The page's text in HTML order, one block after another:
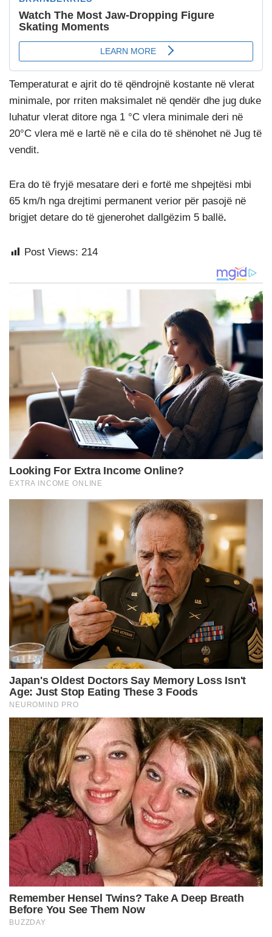
Temperaturat e ajrit do të qëndrojnë kostante në vlerat
minimale, por rriten maksimalet në qendër dhe jug duke
luhatur vlerat ditore nga 1 °C vlera minimale deri në
20°C vlera më e lartë në e cila do të shënohet në Jug të
vendit.
Era do të fryjë mesatare deri e fortë me shpejtësi mbi
65 km/h nga drejtimi permanent verior për pasojë në
brigjet detare do të gjenerohet dallgëzim 5 ballë.
Post Views: 214